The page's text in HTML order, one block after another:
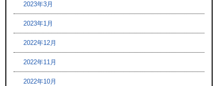
2023年3月
2023年1月
2022年12月
2022年11月
2022年10月